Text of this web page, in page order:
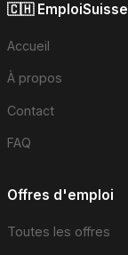
🇨🇭 EmploiSuisse
Accueil
À propos
Contact
FAQ
Offres d'emploi
Toutes les offres